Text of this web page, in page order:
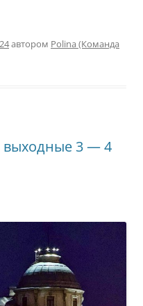
автором Polina (Команда
выходные 3 — 4